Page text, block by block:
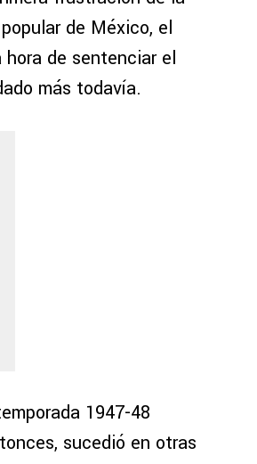
de México, el
de sentenciar el
más todavía.
1947-48
sucedió en otras